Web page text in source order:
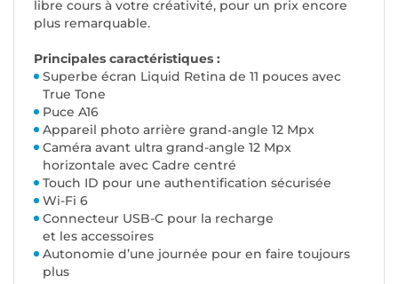
libre cours à votre créativité, pour un prix encore
plus remarquable.
Principales caractéristiques :
Superbe écran Liquid Retina de 11 pouces avec
True Tone
Puce A16
Appareil photo arrière grand‑angle 12 Mpx
Caméra avant ultra grand-angle 12 Mpx
horizontale avec Cadre centré
Touch ID pour une authentification sécurisée
Wi-Fi 6
Connecteur USB-C pour la recharge
et les accessoires
Autonomie d’une journée pour en faire toujours
plus